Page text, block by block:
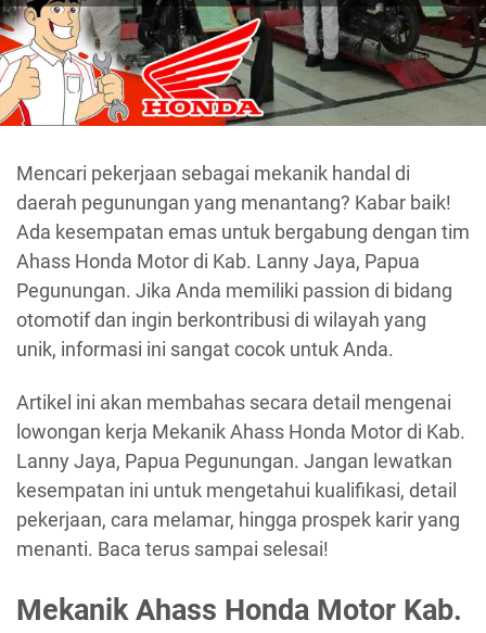
Mencari pekerjaan sebagai mekanik handal di
daerah pegunungan yang menantang? Kabar baik!
Ada kesempatan emas untuk bergabung dengan tim
Ahass Honda Motor di Kab. Lanny Jaya, Papua
Pegunungan. Jika Anda memiliki passion di bidang
otomotif dan ingin berkontribusi di wilayah yang
unik, informasi ini sangat cocok untuk Anda.
Artikel ini akan membahas secara detail mengenai
lowongan kerja Mekanik Ahass Honda Motor di Kab.
Lanny Jaya, Papua Pegunungan. Jangan lewatkan
kesempatan ini untuk mengetahui kualifikasi, detail
pekerjaan, cara melamar, hingga prospek karir yang
menanti. Baca terus sampai selesai!
Mekanik Ahass Honda Motor Kab.